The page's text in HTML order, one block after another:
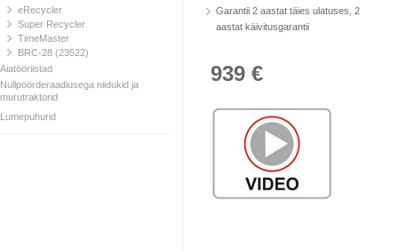
eRecycler
Super Recycler
TimeMaster
BRC-28 (23522)
Aiatööriistad
Nullpöörderaadiusega niidukid ja
murutraktorid
Lumepuhurid
Garantii 2 aastat täies ulatuses, 2
aastat käivitusgarantii
939 €